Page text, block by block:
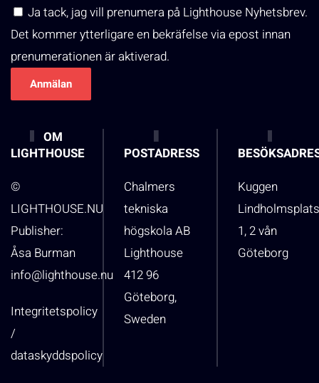
Ja tack, jag vill prenumera på Lighthouse Nyhetsbrev.
Det kommer ytterligare en bekräfelse via epost innan
prenumerationen är aktiverad.
OM
LIGHTHOUSE
©
LIGHTHOUSE.NU
Publisher:
Åsa Burman
info@lighthouse.nu
Integritetspolicy
/
dataskyddspolicy
POSTADRESS
Chalmers
tekniska
högskola AB
Lighthouse
412 96
Göteborg,
Sweden
Kuggen
1, 2 vån
Göteborg